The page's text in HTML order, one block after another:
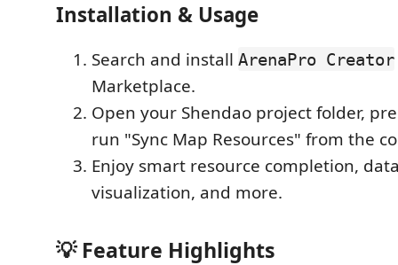
Installation & Usage
Search and install ArenaPro Creator
Marketplace.
Open your Shendao project folder,
run "Sync Map Resources" from the
Enjoy smart resource completion,
visualization, and more.
💡 Feature Highlights